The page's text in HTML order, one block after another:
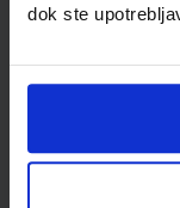
dok ste
Prijavite se